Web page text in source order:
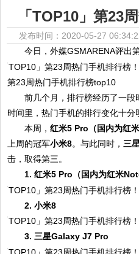
「TOP10」第23
发布时间：2020-05-27
今日，外媒GSMARENA评出第
第23周热门手机排行榜top10
前几个月，排行榜经历了一段
时间里，热门手机的排行变化十分
本周，红米5 Pro（国内为红
上周的冠军小米8。与此同时， 三
击，取得第三。
1. 红米5 Pro（国内为红米
2. 小米8
3. 三星Galaxy J7 Pro